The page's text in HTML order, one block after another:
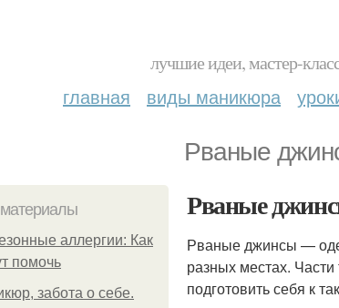
лучшие идеи, мастер-
главная виды маникюра
Рваные
аллергии: Как
помочь
забота о себе.
Рваные
Рваные джинсы —
разных местах.
подготовить себя к